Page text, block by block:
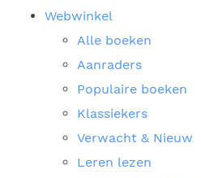
Webwinkel
Alle boeken
Aanraders
Populaire boeken
Klassiekers
Verwacht & Nieuw
Leren lezen